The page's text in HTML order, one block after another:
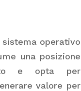
sistema operativo
una posizione
e opta per
valore per